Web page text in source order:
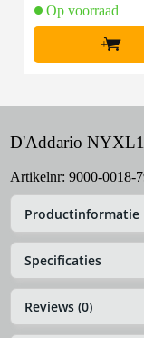
Op voorraad
+
D'Addario
Artikelnr: 9000-0018-
Productinformatie
Specificaties
Reviews (0)